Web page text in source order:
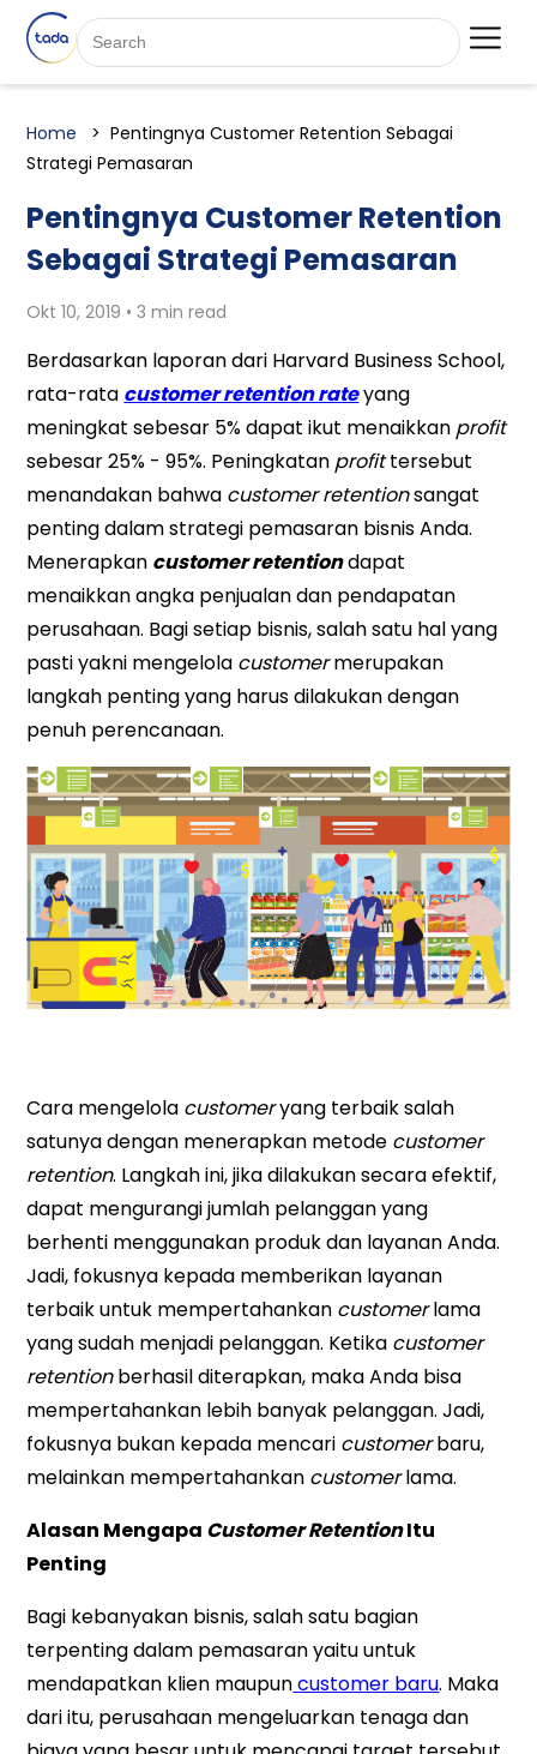
Home
Pentingnya Customer Retention Sebagai
Strategi Pemasaran
Pentingnya Customer Retention
Sebagai Strategi Pemasaran
Okt 10, 2019 • 3 min read
Berdasarkan laporan dari Harvard Business School,
rata-rata customer retention rateyang
meningkat sebesar 5% dapat ikut menaikkan profit
sebesar 25% - 95%. Peningkatan profittersebut
menandakan bahwa customer retentionsangat
penting dalam strategi pemasaran bisnis Anda.
Menerapkan customer retentiondapat
menaikkan angka penjualan dan pendapatan
perusahaan. Bagi setiap bisnis, salah satu hal yang
pasti yakni mengelola customermerupakan
langkah penting yang harus dilakukan dengan
penuh perencanaan.
Cara mengelola customeryang terbaik salah
satunya dengan menerapkan metode customer
retention. Langkah ini, jika dilakukan secara efektif,
dapat mengurangi jumlah pelanggan yang
berhenti menggunakan produk dan layanan Anda.
Jadi, fokusnya kepada memberikan layanan
terbaik untuk mempertahankan customerlama
yang sudah menjadi pelanggan. Ketika customer
retentionberhasil diterapkan, maka Anda bisa
mempertahankan lebih banyak pelanggan. Jadi,
fokusnya bukan kepada mencari customerbaru,
melainkan mempertahankan customerlama.
Alasan Mengapa Customer RetentionItu
Penting
Bagi kebanyakan bisnis, salah satu bagian
terpenting dalam pemasaran yaitu untuk
mendapatkan klien maupuncustomer baru. Maka
dari itu, perusahaan mengeluarkan tenaga dan